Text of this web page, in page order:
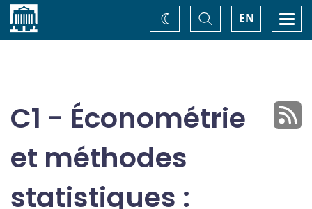
Accueil EN
Basculer
la
recherche
Changez
de
C1 - Économétrie
et méthodes
statistiques :